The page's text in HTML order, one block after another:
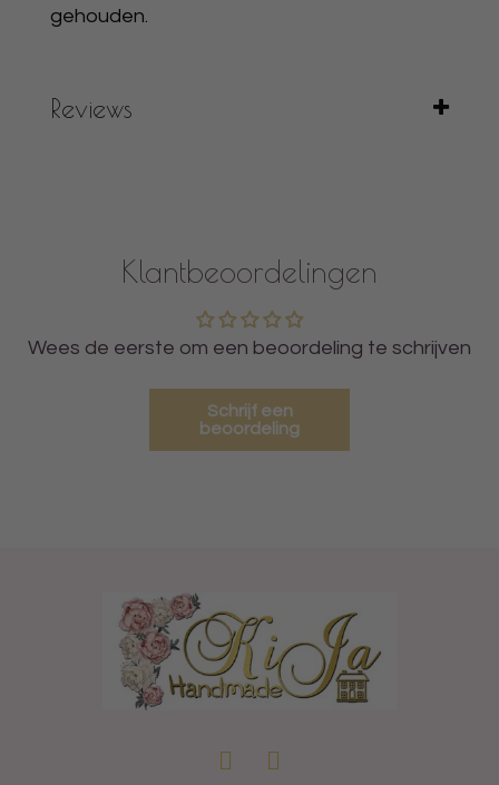
gehouden.
Reviews
Klantbeoordelingen
Wees de eerste om een beoordeling te schrijven
Schrijf een
beoordeling